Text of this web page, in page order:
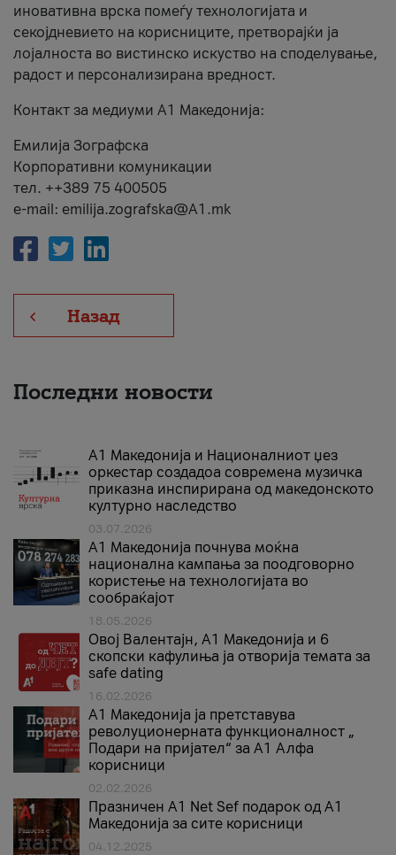
иновативна врска помеѓу технологијата и
секојдневието на корисниците, претворајќи ја
лојалноста во вистинско искуство на споделување,
радост и персонализирана вредност.
Контакт за медиуми А1 Македонија:
Емилија Зографска
Корпоративни комуникации
тел. ++389 75 400505
e-mail: emilija.zografska@A1.mk
Назад
Последни новости
А1 Македонија и Националниот џез
оркестар создадоа современа музичка
приказна инспирирана од македонското
културно наследство
03.07.2026
A1 Македонија почнува моќна
национална кампања за поодговорно
користење на технологијата во
сообраќајот
18.05.2026
Овој Валентајн, A1 Македонија и 6
скопски кафулиња ја отворија темата за
safe dating
16.02.2026
А1 Македонија ја претставува
револуционерната функционалност „
Подари на пријател“ за А1 Алфа
корисници
02.02.2026
Празничен A1 Net Sеf подарок од А1
Македонија за сите корисници
04.12.2025